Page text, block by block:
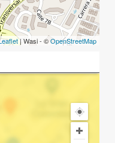
| Wasi - ©OpenStreetMap